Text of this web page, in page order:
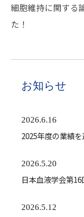
細胞維持に関する
た！
お知らせ
2026.6.16
2025年度の業績
2026.5.20
日本血液学会第
2026.5.12